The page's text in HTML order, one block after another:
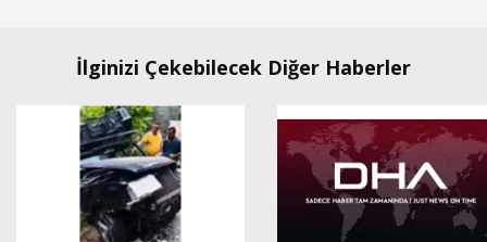
İlginizi Çekebilecek Diğer Haberler